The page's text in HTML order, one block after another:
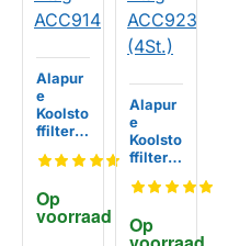
HUISMERK
Op
voorraad
Alapur
e
Koolsto
ffilter
kt voor
ACC91
4
Op
Alapur
e
Koolsto
ffilter
kt voor
ACC92